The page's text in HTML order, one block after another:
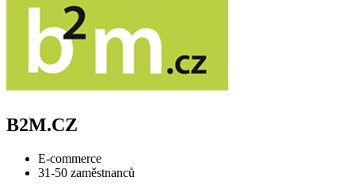
B2M.CZ
E-commerce
31-50 zaměstnanců